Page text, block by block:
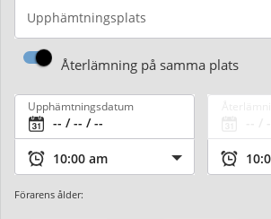
Upphämtningsplats
Återlämning på samma plats
Upphämtningsdatum
Förarens ålder: